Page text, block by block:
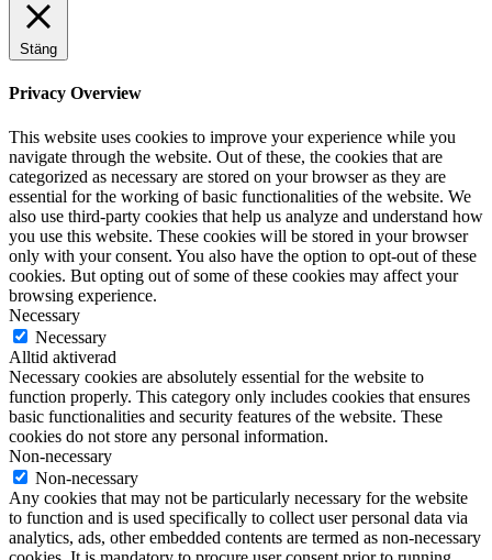
Stäng
Privacy Overview
This website uses cookies to improve your experience while you
navigate through the website. Out of these, the cookies that are
categorized as necessary are stored on your browser as they are
essential for the working of basic functionalities of the website. We
also use third-party cookies that help us analyze and understand how
you use this website. These cookies will be stored in your browser
only with your consent. You also have the option to opt-out of these
cookies. But opting out of some of these cookies may affect your
browsing experience.
Necessary
Necessary
Alltid aktiverad
Necessary cookies are absolutely essential for the website to
function properly. This category only includes cookies that ensures
basic functionalities and security features of the website. These
cookies do not store any personal information.
Non-necessary
Non-necessary
Any cookies that may not be particularly necessary for the website
to function and is used specifically to collect user personal data via
analytics, ads, other embedded contents are termed as non-necessary